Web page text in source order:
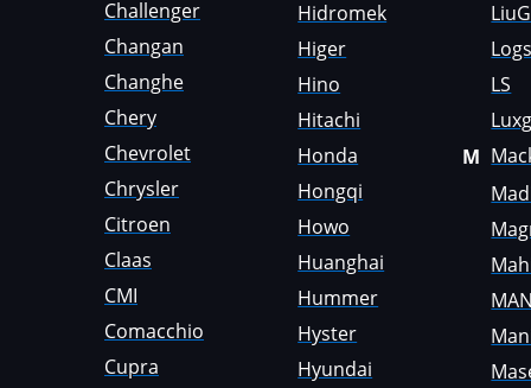
Farmtrac
FAW
Fiat
Ford
Foton
Furukawa
GAC
Challenger
Changan
Changhe
Chery
Chevrolet
Chrysler
Citroen
Claas
CMI
Comacchio
Cupra
Hidromek
Higer
Hino
Hitachi
Honda
Hongqi
Howo
Huanghai
Hummer
Hyster
Hyundai
LS
M
MAN